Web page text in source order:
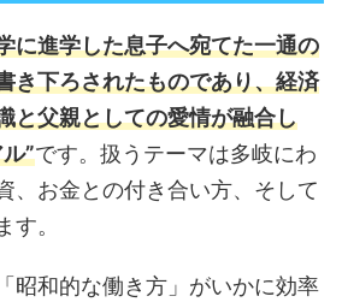
に進学した息子へ宛てた一通の
き下ろされたものであり、経済
と父親としての愛情が融合し
”です。扱うテーマは多岐にわ
、お金との付き合い方、そして
す。
昭和的な働き方」がいかに効率